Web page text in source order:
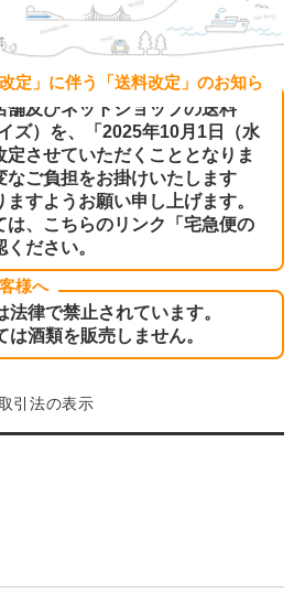
定」に伴う「送料改定」のお知ら
舗及びネットショップの送料
ズ）を、「2025年10月1日（水
定させていただくこととなりま
なご負担をお掛けいたします
すようお願い申し上げます。
、こちらのリンク
「宅急便の
ださい。
様へ
律で禁止されています。
酒類を販売しません。
引法の表示